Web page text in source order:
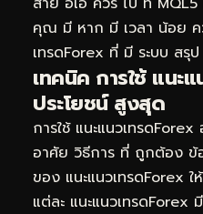
คุณ มี หาก มี เวลา น้อย ค
เทรดForex ที่ มี ระบบ สรุป
เทคนิค การใช้ แนะ
ประโยชน์ สูงสุด
การใช้ แนะแนวเทรด
อาศัย วิธีการ ที่ ถูกต้อง
ของ แนะแนวเทรดForex
แต่ละ แนะแนวเทรด